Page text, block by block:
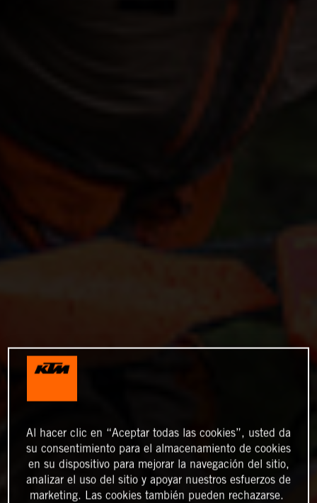
Al hacer clic en “Aceptar todas las cookies”, usted da
su consentimiento para el almacenamiento de cookies
en su dispositivo para mejorar la navegación del sitio,
analizar el uso del sitio y apoyar nuestros esfuerzos de
marketing. Las cookies también pueden rechazarse.